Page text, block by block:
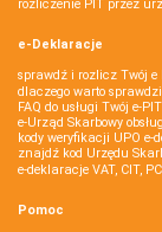
rozliczenie PIT przez
e-Deklaracje
sprawdź i rozlicz Twój e
dlaczego warto
FAQ do usługi Twój e-PIT
e-Urząd Skarbowy
kody weryfikacji UPO e-
znajdź kod Urzędu
e-deklaracje VAT, CIT,
Pomoc